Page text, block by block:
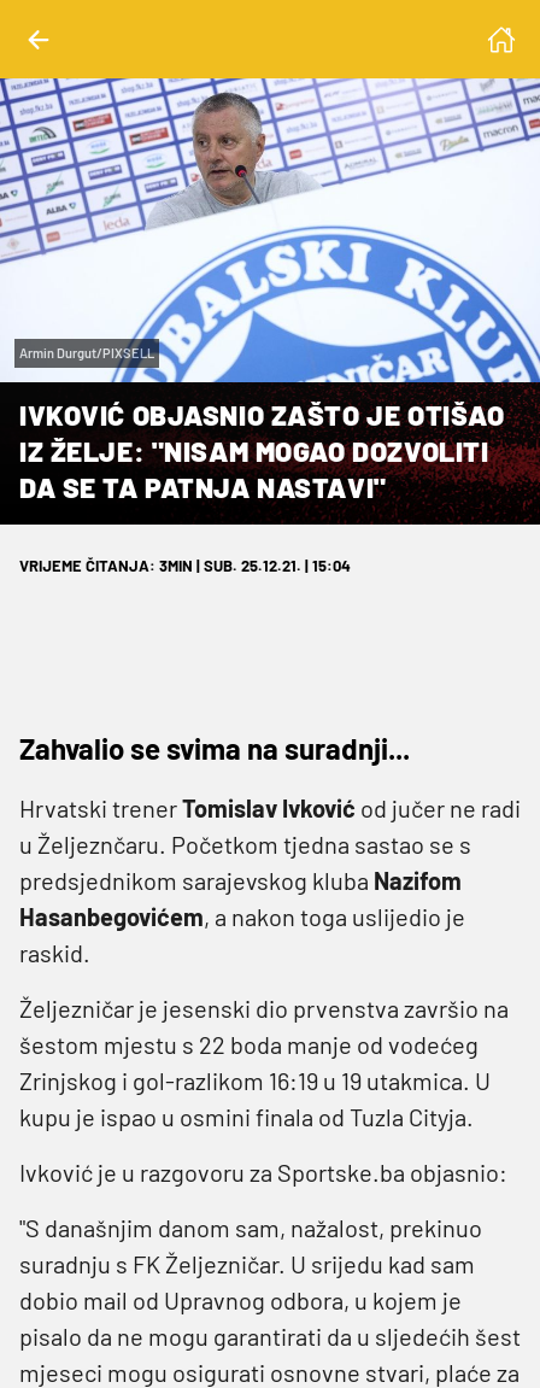
Armin Durgut/PIXSELL
IVKOVIĆ OBJASNIO ZAŠTO JE OTIŠAO
IZ ŽELJE: "NISAM MOGAO DOZVOLITI
DA SE TA PATNJA NASTAVI"
VRIJEME ČITANJA: 3MIN | SUB. 25.12.21. | 15:04
Zahvalio se svima na suradnji...
Hrvatski trenerTomislav Ivković od jučer ne radi
u Željeznčaru. Početkom tjedna sastao se s
predsjednikom sarajevskog kluba Nazifom
Hasanbegovićem, a nakon toga uslijedio je
raskid.
Željezničar je jesenski dio prvenstva završio na
šestom mjestu s 22 boda manje od vodećeg
Zrinjskog i gol-razlikom 16:19 u 19 utakmica. U
kupu je ispao u osmini finala od Tuzla Cityja.
Ivković je u razgovoru za Sportske.ba objasnio:
"S današnjim danom sam, nažalost, prekinuo
suradnju s FK Željezničar. U srijedu kad sam
dobio mail od Upravnog odbora, u kojem je
pisalo da ne mogu garantirati da u sljedećih šest
mjeseci mogu osigurati osnovne stvari, plaće za